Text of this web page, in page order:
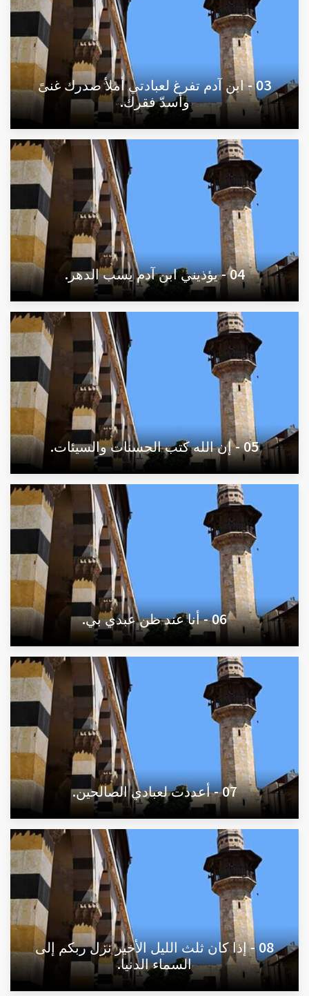
03 - ابن آدم تفرغ لعبادتي أملأ صدرك غنىً
وأسدّ فقرك.
04 - يؤذيني ابن آدم يسب الدهر.
05 - إن الله كتب الحسنات والسيئات.
06 - أنا عند ظن عبدي بي.
07 - أعددت لعبادي الصالحين.
08 - إذا كان ثلث الليل الأخير نزل ربكم إلى
السماء الدنيا.